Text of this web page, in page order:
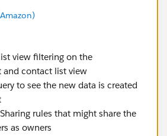
view filtering on the
and contact list view
to see the new data is created
rules that might share the
as owners